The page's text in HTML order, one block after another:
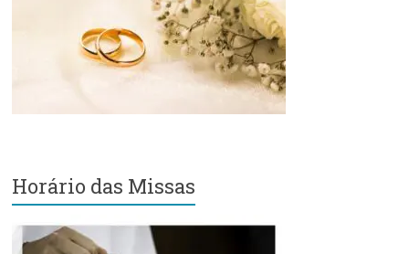
Horário das Missas